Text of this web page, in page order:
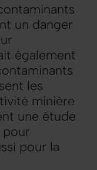
un danger
également
les
minière
une étude
pour
pour la